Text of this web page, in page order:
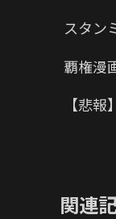
スタン
覇権漫
【悲
関連